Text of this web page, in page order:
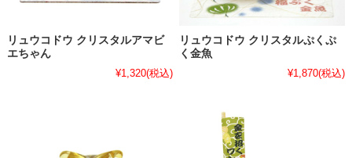
リュウコドウ クリスタルアマビ
エちゃん
¥1,320(税込)
リュウコドウ クリスタルぷくぷ
く金魚
¥1,870(税込)